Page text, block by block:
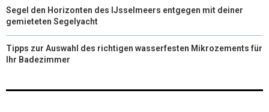
Segel den Horizonten des IJsselmeers entgegen mit deiner
gemieteten Segelyacht
Tipps zur Auswahl des richtigen wasserfesten Mikrozements für
Ihr Badezimmer